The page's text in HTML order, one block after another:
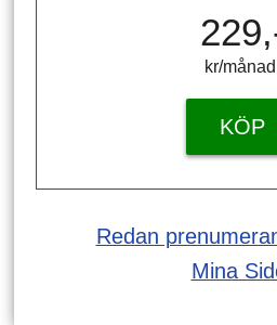
kr/månad ​​​​​​
KÖP
Redan
Mina